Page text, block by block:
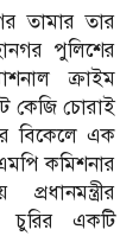
তামার তার
পুলিশের
ক্রাইম
কেজি চোরাই
বিকেলে এক
কমিশনার
চুরির একটি